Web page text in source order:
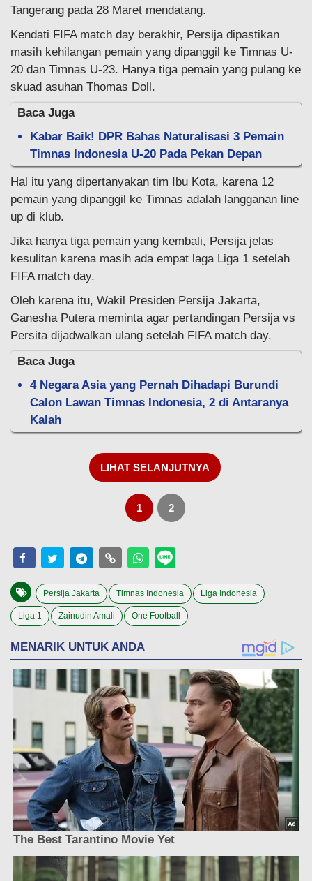
Tangerang pada 28 Maret mendatang.
Kendati FIFA match day berakhir, Persija dipastikan
masih kehilangan pemain yang dipanggil ke Timnas U-
20 dan Timnas U-23. Hanya tiga pemain yang pulang ke
skuad asuhan Thomas Doll.
Baca Juga
Kabar Baik! DPR Bahas Naturalisasi 3 Pemain
Timnas Indonesia U-20 Pada Pekan Depan
Hal itu yang dipertanyakan tim Ibu Kota, karena 12
pemain yang dipanggil ke Timnas adalah langganan line
up di klub.
Jika hanya tiga pemain yang kembali, Persija jelas
kesulitan karena masih ada empat laga Liga 1 setelah
FIFA match day.
Oleh karena itu, Wakil Presiden Persija Jakarta,
Ganesha Putera meminta agar pertandingan Persija vs
Persita dijadwalkan ulang setelah FIFA match day.
Baca Juga
4 Negara Asia yang Pernah Dihadapi Burundi
Calon Lawan Timnas Indonesia, 2 di Antaranya
Kalah
LIHAT SELANJUTNYA
1 2
Persija Jakarta Timnas Indonesia Liga Indonesia
Liga 1 Zainudin Amali One Football